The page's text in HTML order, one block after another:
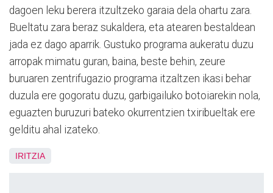
dagoen leku berera itzultzeko garaia dela ohartu zara.
Bueltatu zara beraz sukaldera, eta atearen bestaldean
jada ez dago aparrik. Gustuko programa aukeratu duzu
arropak mimatu guran, baina, beste behin, zeure
buruaren zentrifugazio programa itzaltzen ikasi behar
duzula ere gogoratu duzu, garbigailuko botoiarekin nola,
eguazten buruzuri bateko okurrentzien txiribueltak ere
gelditu ahal izateko.
IRITZIA